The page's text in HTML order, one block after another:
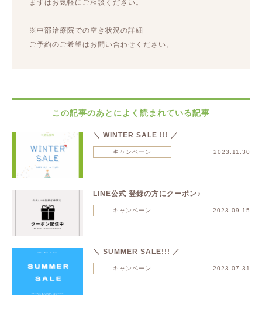
まずはお気軽にご相談ください。
※中部治療院での空き状況の詳細
ご予約のご希望はお問い合わせください。
この記事のあとによく読まれている記事
＼ WINTER SALE !!! ／
キャンペーン 2023.11.30
LINE公式 登録の方にクーポン♪
キャンペーン 2023.09.15
＼ SUMMER SALE!!! ／
キャンペーン 2023.07.31